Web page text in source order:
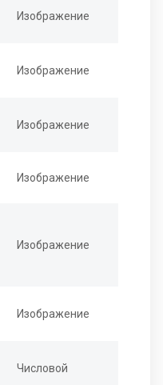
Изображение
Изображение
Изображение
Изображение
Изображение
Изображение
Числовой